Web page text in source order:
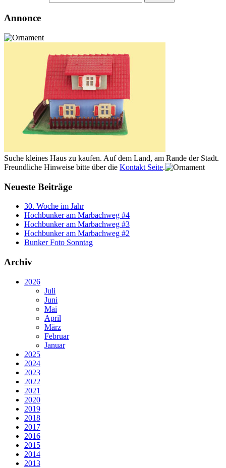
Annonce
Suche kleines Haus zu kaufen. Auf dem Land, am Rande der Stadt.
Freundliche Hinweise bitte über die Kontakt Seite.
Neueste Beiträge
30. Woche im Jahr
Hochbunker am Marbachweg #4
Hochbunker am Marbachweg #3
Hochbunker am Marbachweg #2
Bunker Foto Sonntag
Archiv
2026
Juli
Juni
Mai
April
März
Februar
Januar
2025
2024
2023
2022
2021
2020
2019
2018
2017
2016
2015
2014
2013